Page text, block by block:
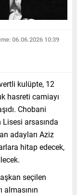
06.06.2026 10:39
kulüpte, 12
hasreti camiayı
Chobani
arsasında
adayları Aziz
hitap edecek,
seçilen
almasının